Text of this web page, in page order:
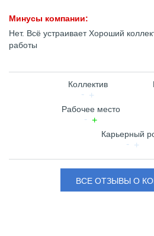
Минусы компании:
Нет. Всё устраивает Хороший
работы
Коллектив
Рабочее место
Карьерный
ВСЕ ОТЗЫВЫ О